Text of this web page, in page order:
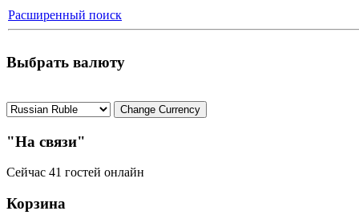
Расширенный поиск
Выбрать валюту
"На связи"
Сейчас 41 гостей онлайн
Корзина